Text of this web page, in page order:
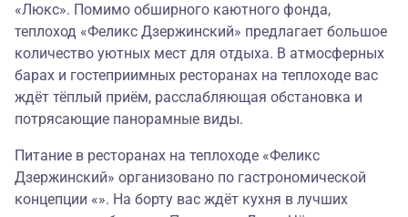
«Люкс». Помимо обширного каютного фонда,
теплоход «Феликс Дзержинский» предлагает большое
количество уютных мест для отдыха. В атмосферных
барах и гостеприимных ресторанах на теплоходе вас
ждёт тёплый приём, расслабляющая обстановка и
потрясающие панорамные виды.
Питание в ресторанах на теплоходе «Феликс
Дзержинский» организовано по гастрономической
концепции «». На борту вас ждёт кухня в лучших